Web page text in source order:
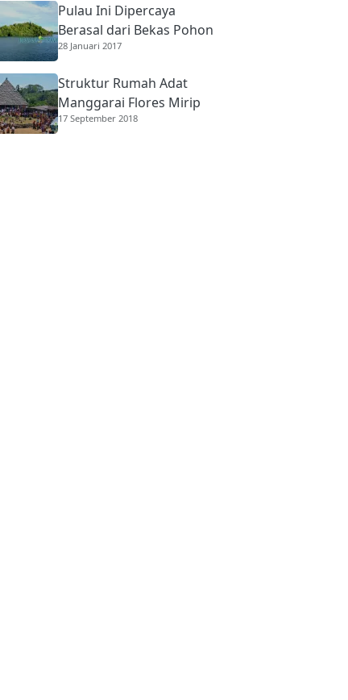
Pulau Ini Dipercaya
Berasal dari Bekas Pohon
Raksasa
28 Januari 2017
Struktur Rumah Adat
Manggarai Flores Mirip
Rumah Gadang
17 September 2018